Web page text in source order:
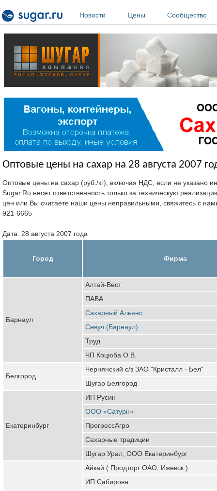
Новости
Цены Сообщество
Оптовые цены на сахар на 28 августа 2007
Оптовые цены на сахар (руб./кг), включая НДС, если не указано
Sugar.Ru несет ответственность только за техническую
цен или Вы считаете наши цены неправильными, свяжитесь с
921-6665
Дата: 28 августа 2007 года
Город Фирма
Барнаул
Алтай-Вест
ПАВА
Сахарный Альянс
Севуч (Барнаул)
Труд
ЧП Коцюба О.В.
Белгород
Чернянский с/з ЗАО "Кристалл - Бел"
Шугар Белгород
Екатеринбург
ИП Русин
ООО «Сатурн»
ПрогрессАгро
Сахарные традиции
Шугар Урал, ООО Екатеринбург
Айкай ( Продторг ОАО, Ижевск )
ИП Сабирова